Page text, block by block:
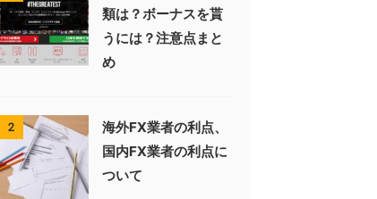
類は？ボーナスを貰
うには？注意点まと
め
2
海外FX業者の利点、
国内FX業者の利点に
ついて